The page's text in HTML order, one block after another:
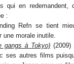
qui en redemandent,
:
Refn se tient
morale inutile.
gangs à Tokyo)
ses autres films